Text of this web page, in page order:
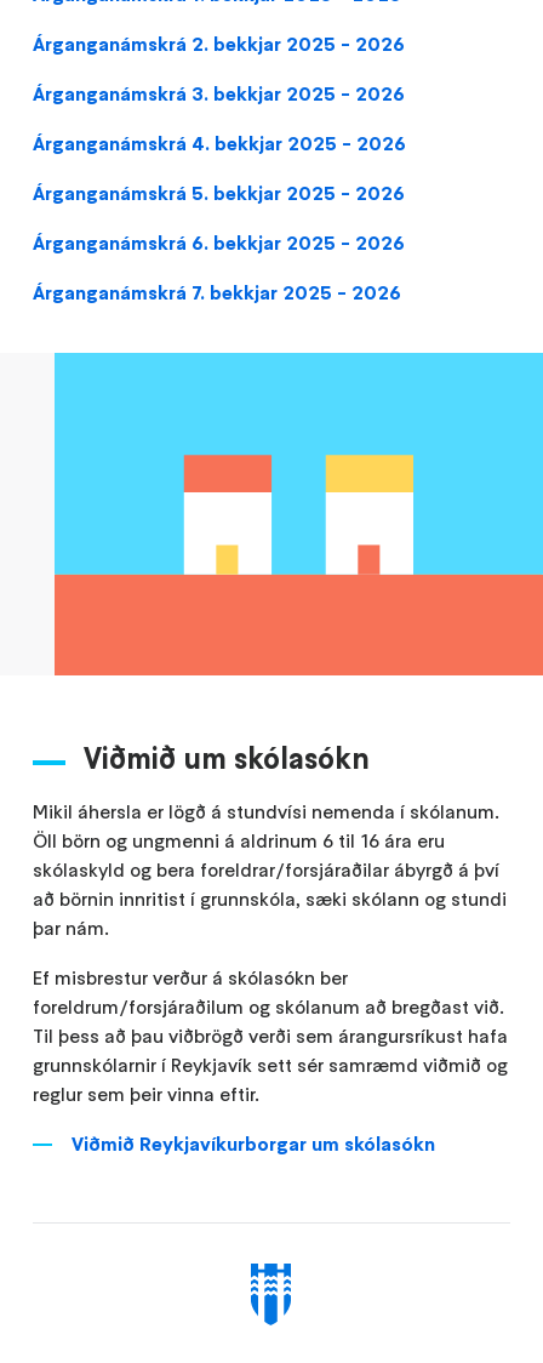
Árganganámskrá 2. bekkjar 2025 - 2026
Árganganámskrá 3. bekkjar 2025 - 2026
Árganganámskrá 4. bekkjar 2025 - 2026
Árganganámskrá 5. bekkjar 2025 - 2026
Árganganámskrá 6. bekkjar 2025 - 2026
Árganganámskrá 7. bekkjar 2025 - 2026
Viðmið um skólasókn
Mikil áhersla er lögð á stundvísi nemenda í skólanum.
Öll börn og ungmenni á aldrinum 6 til 16 ára eru
skólaskyld og bera foreldrar/forsjáraðilar ábyrgð á því
að börnin innritist í grunnskóla, sæki skólann og stundi
þar nám.
Ef misbrestur verður á skólasókn ber
foreldrum/forsjáraðilum og skólanum að bregðast við.
Til þess að þau viðbrögð verði sem árangursríkust hafa
grunnskólarnir í Reykjavík sett sér samræmd viðmið og
reglur sem þeir vinna eftir.
Viðmið Reykjavíkurborgar um skólasókn